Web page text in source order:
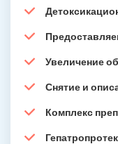
Увеличение
Снятие и
Комплекс